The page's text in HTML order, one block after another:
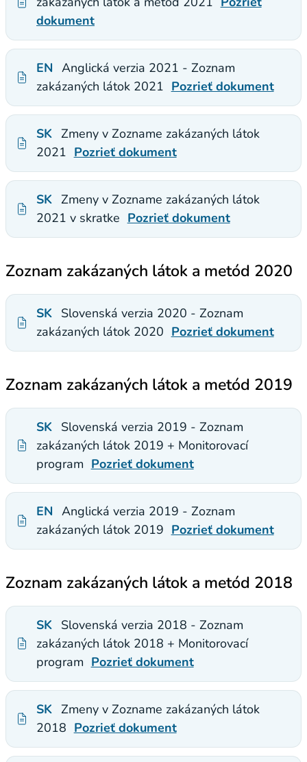
dokument
EN Anglická verzia 2021 - Zoznam
zakázaných látok 2021 Pozrieť dokument
SK Zmeny v Zozname zakázaných látok
2021 Pozrieť dokument
SK Zmeny v Zozname zakázaných látok
2021 v skratke Pozrieť dokument
Zoznam zakázaných látok a metód 2020
SK Slovenská verzia 2020 - Zoznam
zakázaných látok 2020 Pozrieť dokument
Zoznam zakázaných látok a metód 2019
SK Slovenská verzia 2019 - Zoznam
zakázaných látok 2019 + Monitorovací
program Pozrieť dokument
EN Anglická verzia 2019 - Zoznam
zakázaných látok 2019 Pozrieť dokument
Zoznam zakázaných látok a metód 2018
SK Slovenská verzia 2018 - Zoznam
zakázaných látok 2018 + Monitorovací
program Pozrieť dokument
SK Zmeny v Zozname zakázaných látok
2018 Pozrieť dokument